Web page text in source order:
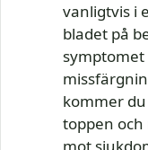
vanligtvis i
bladet på
kommer
toppen